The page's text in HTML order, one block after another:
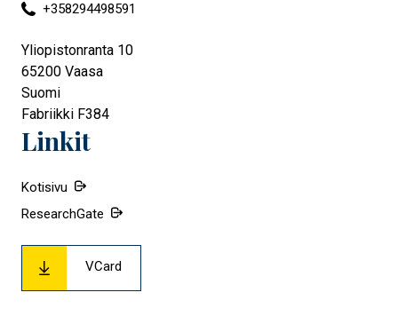
+358294498591
Yliopistonranta 10
65200 Vaasa
Suomi
Fabriikki F384
Linkit
Kotisivu
ResearchGate
VCard